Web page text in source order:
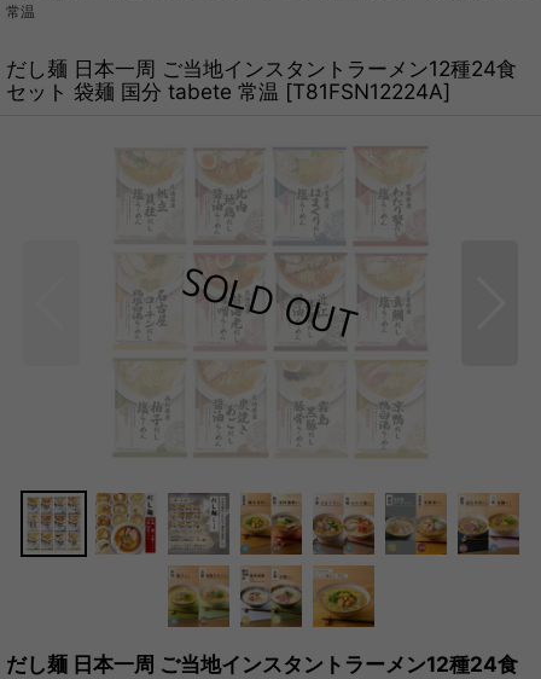
常温
だし麺 日本一周 ご当地インスタントラーメン12種24食
セット 袋麺 国分 tabete 常温 [T81FSN12224A]
だし麺 日本一周 ご当地インスタントラーメン12種24食